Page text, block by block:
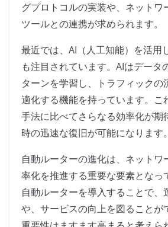
グプロトコルの実装や、ネットワ
ツールとの連携が求められます。
最近では、AI（人工知能）を活用
も注目されています。AIはデータ
ターンを学習し、トラフィックの
適化する機能を持っています。こ
手法に比べてさらなる効率化が期
時の迅速な復旧が可能になります。
自動ルーターの進化は、ネットワ
率化を推進する重要な要素となっ
自動ルーターを導入することで、
や、サービスの向上を図ることが